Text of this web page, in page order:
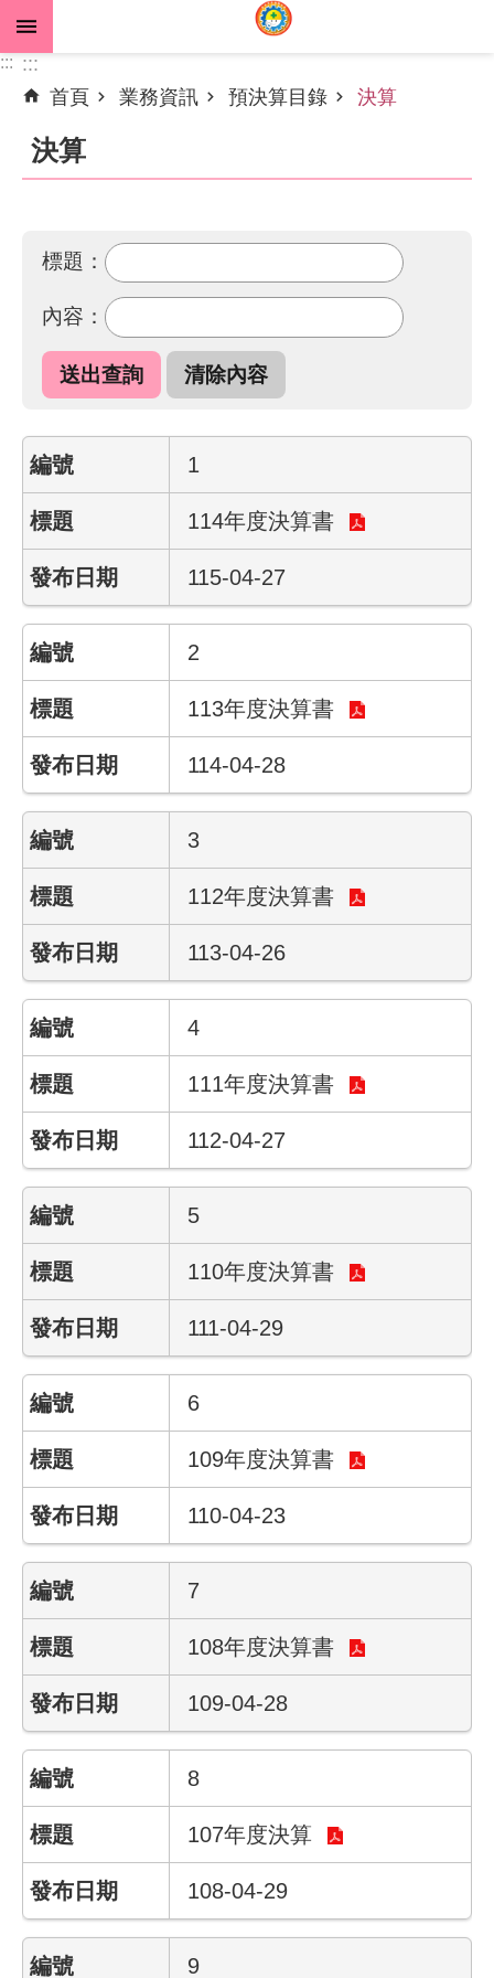
跳到主要內容區塊
進
搜
尋
告
訊
關
介
紹
業
務
訊
線
上
服
務
絡
資
訊
關
連
結
影
音
專
區
政
府
資
訊
公
開
網
站
覽
回
首
陳
系
統
常
問
答
雙
語
詞
::: :::
首頁
業務資訊 預決算目錄 決算
決算
標題：
內容：
1
114年度決算書
115-04-27
2
113年度決算書
114-04-28
3
112年度決算書
113-04-26
4
111年度決算書
112-04-27
5
110年度決算書
111-04-29
6
109年度決算書
110-04-23
7
108年度決算書
109-04-28
8
107年度決算
108-04-29
9